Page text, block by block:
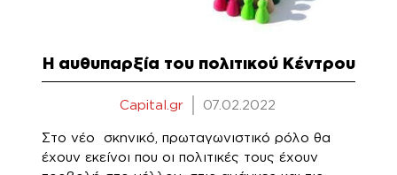
Η αυθυπαρξία του πολιτικού Κέντρου
Capital.gr 07.02.2022
Στο νέο σκηνικό, πρωταγωνιστικό ρόλο θα
έχουν εκείνοι που οι πολιτικές τους έχουν